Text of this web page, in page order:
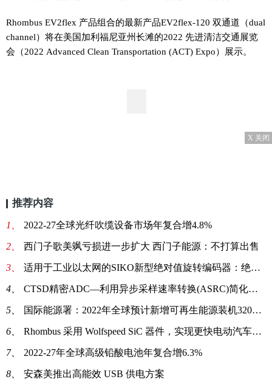
Rhombus EV2flex 产品组合的最新产品EV2flex-120 双通道（dual
channel）将在美国加利福尼亚州长滩的2022 先进清洁交通展览
会（2022 Advanced Clean Transportation (ACT) Expo）展示。
X 关闭
推荐内容
1、 2022-27全球光纤吹缆设备市场年复合增4.8%
2、 西门子歌美飒亏损进一步扩大 西门子能源：不打算出售
3、 适用于工业以太网的SIKO新型绝对值旋转编码器：绝对、紧凑、面向未来
4、 CTSD精密ADC—利用异步采样速率转换(ASRC)简化数字数据接口
5、 国际能源署：2022年全球预计新增可再生能源装机320GW
6、 Rhombus 采用 Wolfspeed SiC 器件，实现更快电动汽车充电速度
7、 2022-27年全球高级铅酸电池年复合增6.3%
8、 安森美推出高能效 USB 供电方案